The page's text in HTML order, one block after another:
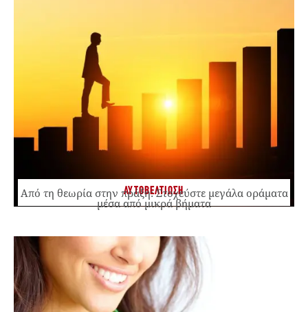
ΑΥΤΟΒΕΛΤΙΩΣΗ
Από τη θεωρία στην πράξη: Στοχεύστε μεγάλα οράματα
μέσα από μικρά βήματα